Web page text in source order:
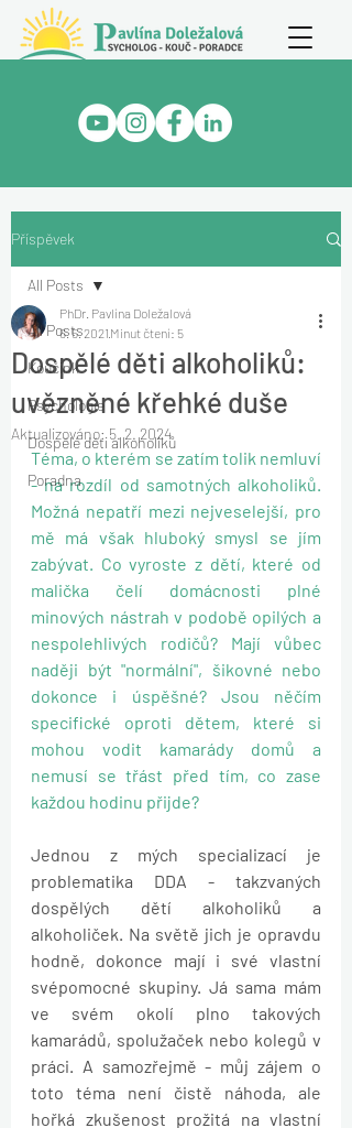
Příspěvek
All Posts
Koučink
Psychologie
Dospělé děti alkoholiků
Poradna
All Posts
Dospělé děti alkoholiků:
uvězněné křehké duše
PhDr. Pavlína Doležalová
6. 5. 2021 Minut čtení: 5
Aktualizováno:5. 2. 2024
Téma, o kterém se zatím tolik nemluví
- na rozdíl od samotných alkoholiků.
Možná nepatří mezi nejveselejší, pro
mě má však hluboký smysl se jím
zabývat. Co vyroste z dětí, které od
malička čelí domácnosti plné
minových nástrah v podobě opilých a
nespolehlivých rodičů? Mají vůbec
naději být "normální", šikovné nebo
dokonce i úspěšné? Jsou něčím
specifické oproti dětem, které si
mohou vodit kamarády domů a
nemusí se třást před tím, co zase
každou hodinu přijde?
Jednou z mých specializací je
problematika DDA - takzvaných
dospělých dětí alkoholiků a
alkoholiček. Na světě jich je opravdu
hodně, dokonce mají i své vlastní
svépomocné skupiny. Já sama mám
ve svém okolí plno takových
kamarádů, spolužaček nebo kolegů v
práci. A samozřejmě - můj zájem o
toto téma není čistě náhoda, ale
hořká zkušenost prožitá na vlastní